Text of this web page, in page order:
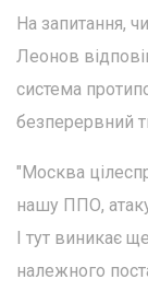
На запитання,
Леонов
система
безперервний
"Москва
нашу ППО,
І тут виникає
належного